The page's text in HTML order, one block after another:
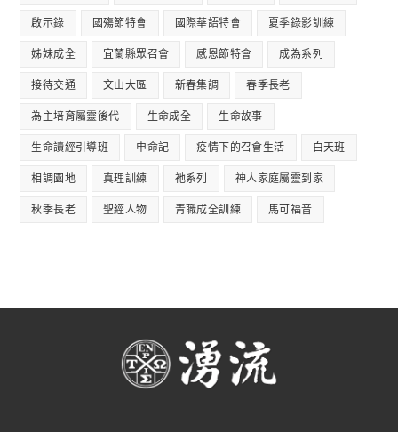
啟示錄 國殤節特會 國際華語特會 夏季錄影訓練
姊妹成全 宜蘭縣眾召會 感恩節特會 成為系列
接待交通 文山大區 新春集調 春季長老
為主培育屬靈後代 生命成全 生命故事
生命讀經引導班 申命記 疫情下的召會生活 白天班
相調園地 真理訓練 祂系列 神人家庭屬靈到家
秋季長老 聖經人物 青職成全訓練 馬可福音